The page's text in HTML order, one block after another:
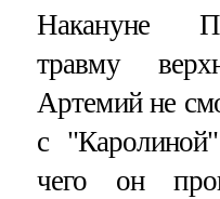
Накануне
травму
Артемий не
с
чего он